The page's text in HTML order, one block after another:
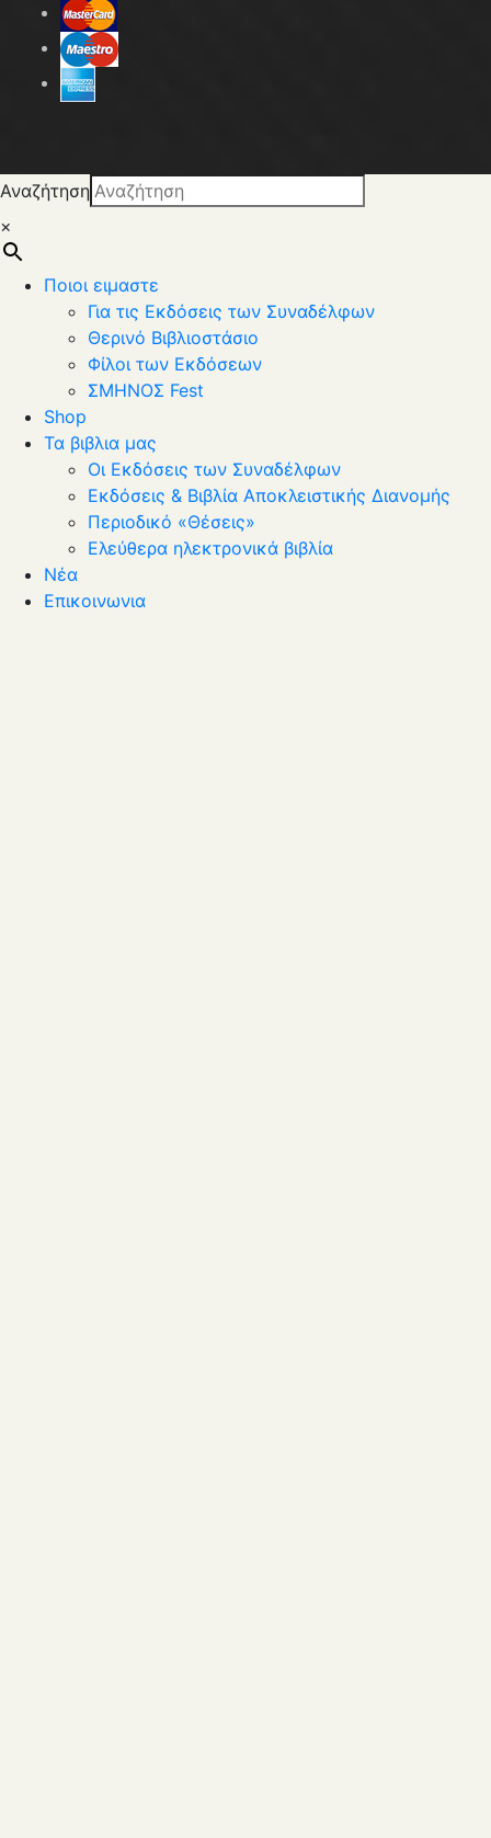
Αναζήτηση
×
Ποιοι ειμαστε
Για τις Εκδόσεις των Συναδέλφων
Θερινό Βιβλιοστάσιο
Φίλοι των Εκδόσεων
ΣΜΗΝΟΣ Fest
Shop
Τα βιβλια μας
Οι Εκδόσεις των Συναδέλφων
Εκδόσεις & Βιβλία Αποκλειστικής Διανομής
Περιοδικό «Θέσεις»
Ελεύθερα ηλεκτρονικά βιβλία
Νέα
Επικοινωνια